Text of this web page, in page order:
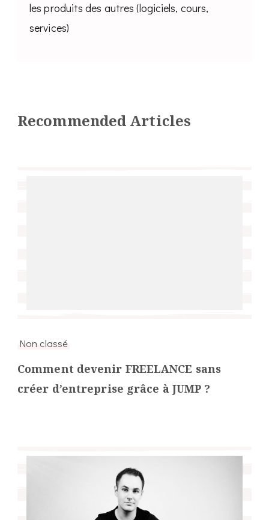
les produits des autres (logiciels, cours,
services)
Recommended Articles
Non classé
Comment devenir FREELANCE sans
créer d’entreprise grâce à JUMP ?